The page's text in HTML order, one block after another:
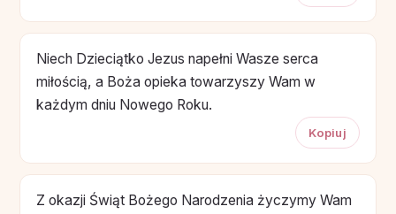
Niech Dzieciątko Jezus napełni Wasze serca
miłością, a Boża opieka towarzyszy Wam w
każdym dniu Nowego Roku.
Kopiuj
Z okazji Świąt Bożego Narodzenia życzymy Wam